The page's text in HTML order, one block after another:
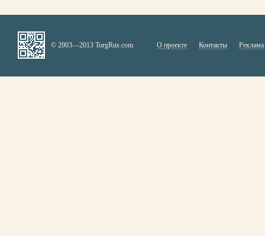
© 2003—2013 TorgRus.com О проекте Контакты Реклама